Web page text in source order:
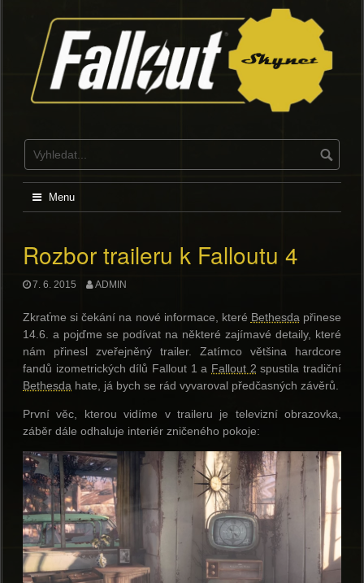
Menu
Rozbor traileru k Falloutu 4
7. 6. 2015 ADMIN
Zkraťme si čekání na nové informace, které Bethesdapřinese
14.6. a pojďme se podívat na některé zajímavé detaily, které
nám přinesl zveřejněný trailer. Zatímco většina hardcore
fandů izometrických dílů Fallout 1 a Fallout 2 spustila tradiční
Bethesda hate, já bych se rád vyvaroval předčasných závěrů.
První věc, kterou vidíme v traileru je televizní obrazovka,
záběr dále odhaluje interiér zničeného pokoje: